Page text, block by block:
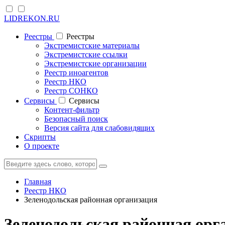
LIDREKON.RU
Реестры
Реестры
Экстремистские материалы
Экстремистские ссылки
Экстремистские организации
Реестр иноагентов
Реестр НКО
Реестр СОНКО
Cервисы
Cервисы
Контент-фильтр
Безопасный поиск
Версия сайта для слабовидящих
Скрипты
О проекте
Главная
Реестр НКО
Зеленодольская районная организация